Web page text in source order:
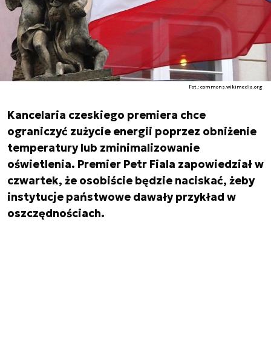
Fot.: commons.wikimedia.org
Kancelaria czeskiego premiera chce
ograniczyć zużycie energii poprzez obniżenie
temperatury lub zminimalizowanie
oświetlenia. Premier Petr Fiala zapowiedział w
czwartek, że osobiście będzie naciskać, żeby
instytucje państwowe dawały przykład w
oszczędnościach.